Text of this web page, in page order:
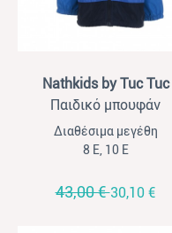
Nathkids by Tuc Tuc
Παιδικό μπουφάν
αντιανεμικό για αγόρια
Nathkids ρουά- μαύρο
Διαθέσιμα μεγέθη
8 Ε, 10 Ε
43,00 €30,10 €